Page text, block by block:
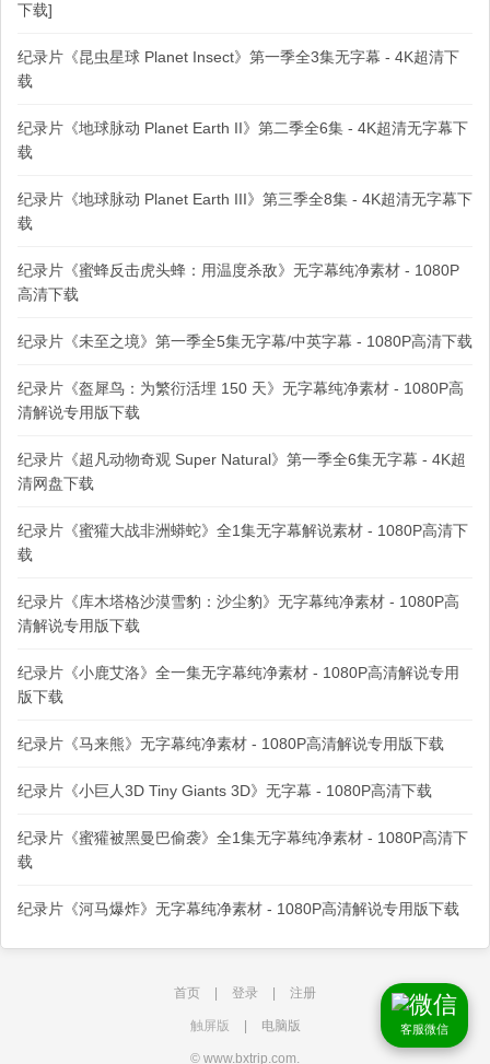
下载]
纪录片《昆虫星球 Planet Insect》第一季全3集无字幕 - 4K超清下
载
纪录片《地球脉动 Planet Earth II》第二季全6集 - 4K超清无字幕下
载
纪录片《地球脉动 Planet Earth III》第三季全8集 - 4K超清无字幕下
载
纪录片《蜜蜂反击虎头蜂：用温度杀敌》无字幕纯净素材 - 1080P
高清下载
纪录片《未至之境》第一季全5集无字幕/中英字幕 - 1080P高清下载
纪录片《盔犀鸟：为繁衍活埋 150 天》无字幕纯净素材 - 1080P高
清解说专用版下载
纪录片《超凡动物奇观 Super Natural》第一季全6集无字幕 - 4K超
清网盘下载
纪录片《蜜獾大战非洲蟒蛇》全1集无字幕解说素材 - 1080P高清下
载
纪录片《库木塔格沙漠雪豹：沙尘豹》无字幕纯净素材 - 1080P高
清解说专用版下载
纪录片《小鹿艾洛》全一集无字幕纯净素材 - 1080P高清解说专用
版下载
纪录片《马来熊》无字幕纯净素材 - 1080P高清解说专用版下载
纪录片《小巨人3D Tiny Giants 3D》无字幕 - 1080P高清下载
纪录片《蜜獾被黑曼巴偷袭》全1集无字幕纯净素材 - 1080P高清下
载
纪录片《河马爆炸》无字幕纯净素材 - 1080P高清解说专用版下载
客服微信
首页 登录 注册
触屏版 电脑版
© www.bxtrip.com.